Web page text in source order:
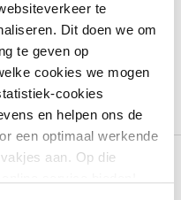
te
Dit doen we om
te geven op
cookies we mogen
cookies
en helpen ons de
een optimaal werkende
aan. Op die